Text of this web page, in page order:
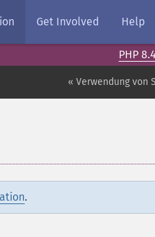
Get Involved Help
PHP
« Verwendung von
.